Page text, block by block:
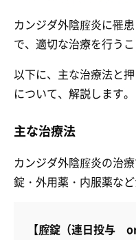
カンジダ外陰腟炎に罹
で、適切な治療を行うこ
以下に、主な治療法と
について、解説します。
主な治療法
カンジダ外陰腟炎の治
錠・外用薬・内服薬な
【腟錠（連日投与